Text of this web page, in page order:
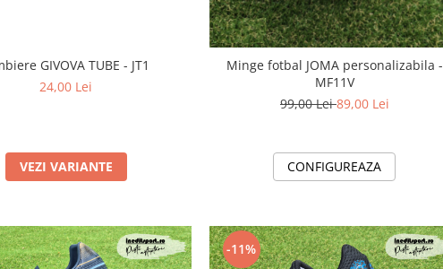
GIVOVA TUBE - JT1
24,00 Lei
VEZI VARIANTE
Minge fotbal JOMA personalizabila -
MF11V
99,00 Lei89,00 Lei
CONFIGUREAZA
-11%